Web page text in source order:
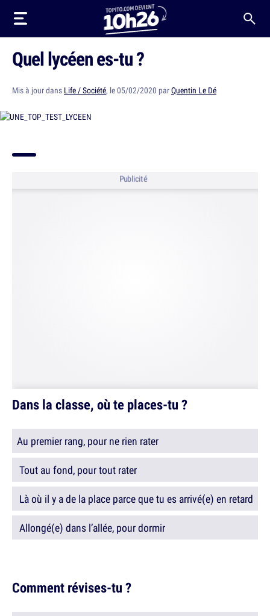
Quel lycéen es-tu ?
Mis à jour dans Life / Société, le 05/02/2020 parQuentin Le Dé
Publicité
Dans la classe, où te places-tu ?
Au premier rang, pour ne rien rater
Tout au fond, pour tout rater
Là où il y a de la place parce que tu es arrivé(e) en retard
Allongé(e) dans l’allée, pour dormir
Comment révises-tu ?